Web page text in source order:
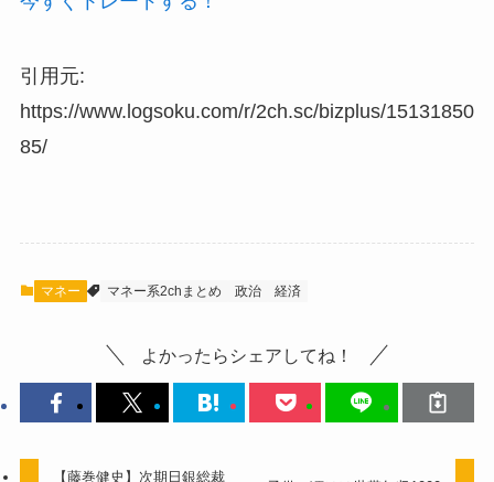
引用元:
https://www.logsoku.com/r/2ch.sc/bizplus/15131850
85/
マネー マネー系2chまとめ 政治 経済
よかったらシェアしてね！
【藤巻健史】次期日銀総裁